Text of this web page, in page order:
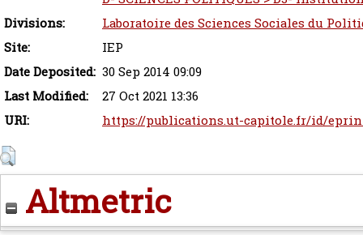
Divisions:
Laboratoire des Sciences Sociales du
Site:
IEP
Date Deposited: 30 Sep 2014 09:09
Last Modified:
27 Oct 2021 13:36
URI:
https://publications.ut-capitole.fr/id/
Altmetric